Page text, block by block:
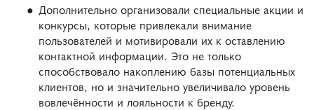
Дополнительно организовали специальные акции и
конкурсы, которые привлекали внимание
пользователей и мотивировали их к оставлению
контактной информации. Это не только
способствовало накоплению базы потенциальных
клиентов, но и значительно увеличивало уровень
вовлечённости и лояльности к бренду.